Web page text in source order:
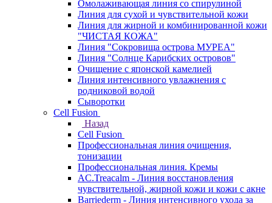
Омолаживающая линия со спирулиной
Линия для сухой и чувствительной кожи
Линия для жирной и комбинированной кожи
"ЧИСТАЯ КОЖА"
Линия "Сокровища острова МУРЕА"
Линия "Солнце Карибских островов"
Очищение с японской камелией
Линия интенсивного увлажнения с
родниковой водой
Сыворотки
Cell Fusion
Назад
Cell Fusion
Профессиональная линия очищения,
тонизации
Профессиональная линия. Кремы
AC.Treacalm - Линия восстановления
чувствительной, жирной кожи и кожи с акне
Barriederm - Линия интенсивного ухода за